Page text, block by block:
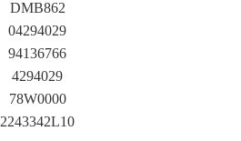
DMB862
04294029
94136766
4294029
78W0000
2243342L10